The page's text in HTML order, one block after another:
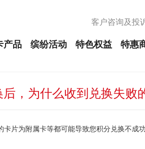
客户咨询及投
产品 缤纷活动 特色权益 特惠
，为什么收到兑换失败
片为附属卡等都可能导致您积分兑换不成